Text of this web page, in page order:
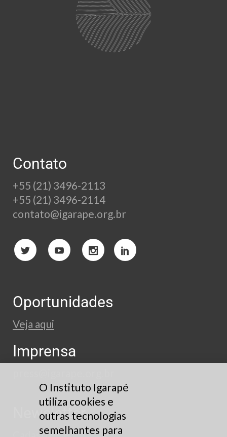
Contato
+55 (21) 3496-2113
+55 (21) 3496-2114
contato@igarape.org.br
Oportunidades
Veja aqui
Imprensa
Newsletter
O Instituto Igarapé
utiliza cookies e
outras tecnologias
semelhantes para